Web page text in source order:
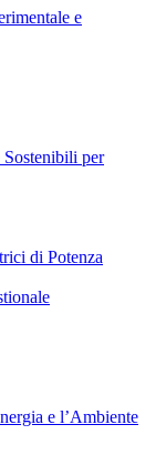
e
Sostenibili per
di Potenza
e l’Ambiente